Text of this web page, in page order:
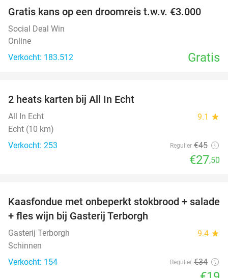
Gratis kans op een droomreis t.w.v. €3.000
Social Deal Win
Online
Verkocht: 183.512
Gratis
2 heats karten bij All In Echt
All In Echt 9.1 star
Echt (10 km)
Verkocht: 253
Regulier €45
€27,50
44%
Kaasfondue met onbeperkt stokbrood + salade
+ fles wijn bij Gasterij Terborgh
Gasterij Terborgh 9.4 star
Schinnen
Verkocht: 154
Regulier €34